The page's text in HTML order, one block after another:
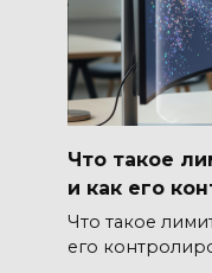
Что такое
и как его
Что такое
его